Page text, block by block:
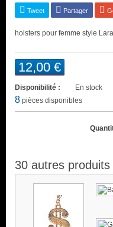
Tweet Partager
holsters pour femme style
12,00 €
Disponibilité : En stock
8 pièces disponibles
30 autres